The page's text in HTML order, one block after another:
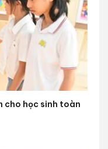
cho học sinh toàn